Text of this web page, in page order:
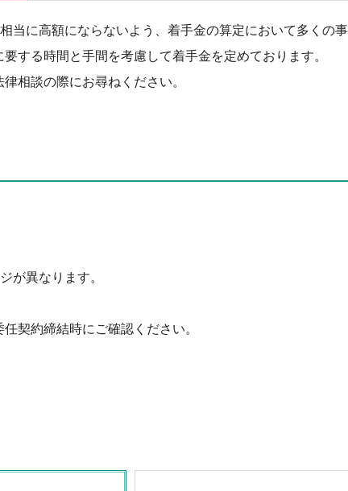
当に高額にならないよう、着手金の算定において多くの
する時間と手間を考慮して着手金を定めております。
相談の際にお尋ねください。
が異なります。
契約締結時にご確認ください。